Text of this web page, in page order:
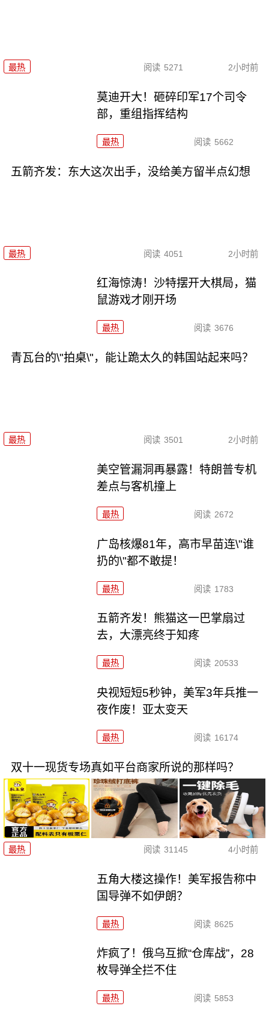
最热 阅读 5271 2小时前
莫迪开大！砸碎印军17个司令
部，重组指挥结构
最热 阅读 5662
五箭齐发：东大这次出手，没给美方留半点幻想
最热 阅读 4051 2小时前
红海惊涛！沙特摆开大棋局，猫
鼠游戏才刚开场
最热 阅读 3676
青瓦台的\"拍桌\"，能让跪太久的韩国站起来吗？
最热 阅读 3501 2小时前
美空管漏洞再暴露！特朗普专机
差点与客机撞上
最热 阅读 2672
广岛核爆81年，高市早苗连\"谁
扔的\"都不敢提！
最热 阅读 1783
五箭齐发！熊猫这一巴掌扇过
去，大漂亮终于知疼
最热 阅读 20533
央视短短5秒钟，美军3年兵推一
夜作废！亚太变天
最热 阅读 16174
双十一现货专场真如平台商家所说的那样吗？
最热 阅读 31145 4小时前
五角大楼这操作！美军报告称中
国导弹不如伊朗？
最热 阅读 8625
炸疯了！俄乌互掀“仓库战”，28
枚导弹全拦不住
最热 阅读 5853